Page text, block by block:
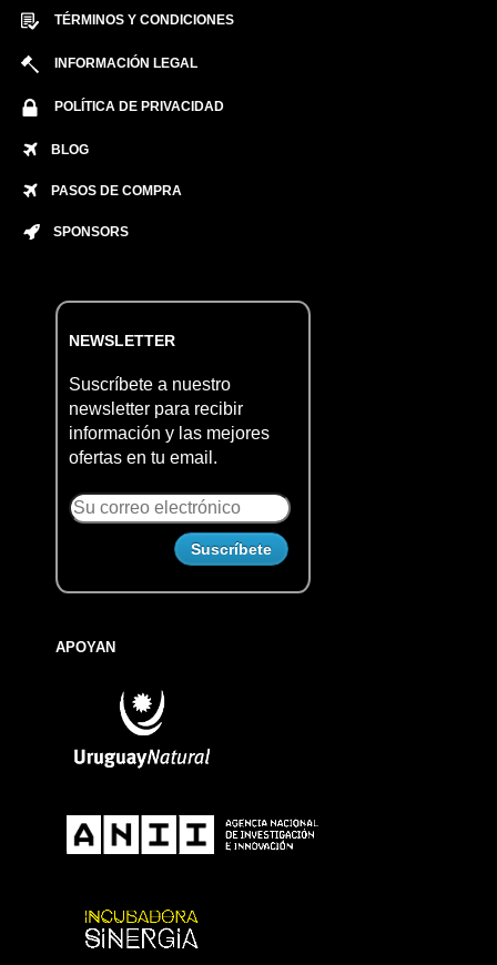
TÉRMINOS Y CONDICIONES
INFORMACIÓN LEGAL
POLÍTICA DE PRIVACIDAD
BLOG
PASOS DE COMPRA
SPONSORS
NEWSLETTER
Suscríbete a nuestro
newsletter para recibir
información y las mejores
ofertas en tu email.
APOYAN